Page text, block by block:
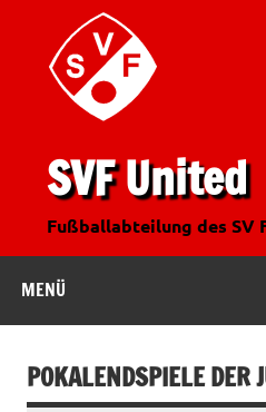
SVF United
Fußballabteilung des SV
MENÜ
POKALENDSPIELE DER